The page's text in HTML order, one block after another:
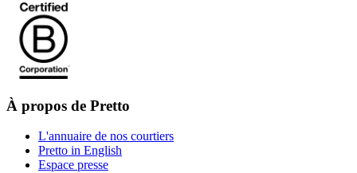
À propos de Pretto
L'annuaire de nos courtiers
Pretto in English
Espace presse